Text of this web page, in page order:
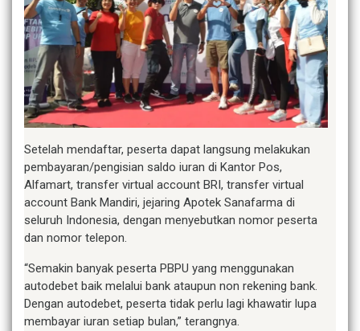
Setelah mendaftar, peserta dapat langsung melakukan
pembayaran/pengisian saldo iuran di Kantor Pos,
Alfamart, transfer virtual account BRI, transfer virtual
account Bank Mandiri, jejaring Apotek Sanafarma di
seluruh Indonesia, dengan menyebutkan nomor peserta
dan nomor telepon.
“Semakin banyak peserta PBPU yang menggunakan
autodebet baik melalui bank ataupun non rekening bank.
Dengan autodebet, peserta tidak perlu lagi khawatir lupa
membayar iuran setiap bulan,” terangnya.